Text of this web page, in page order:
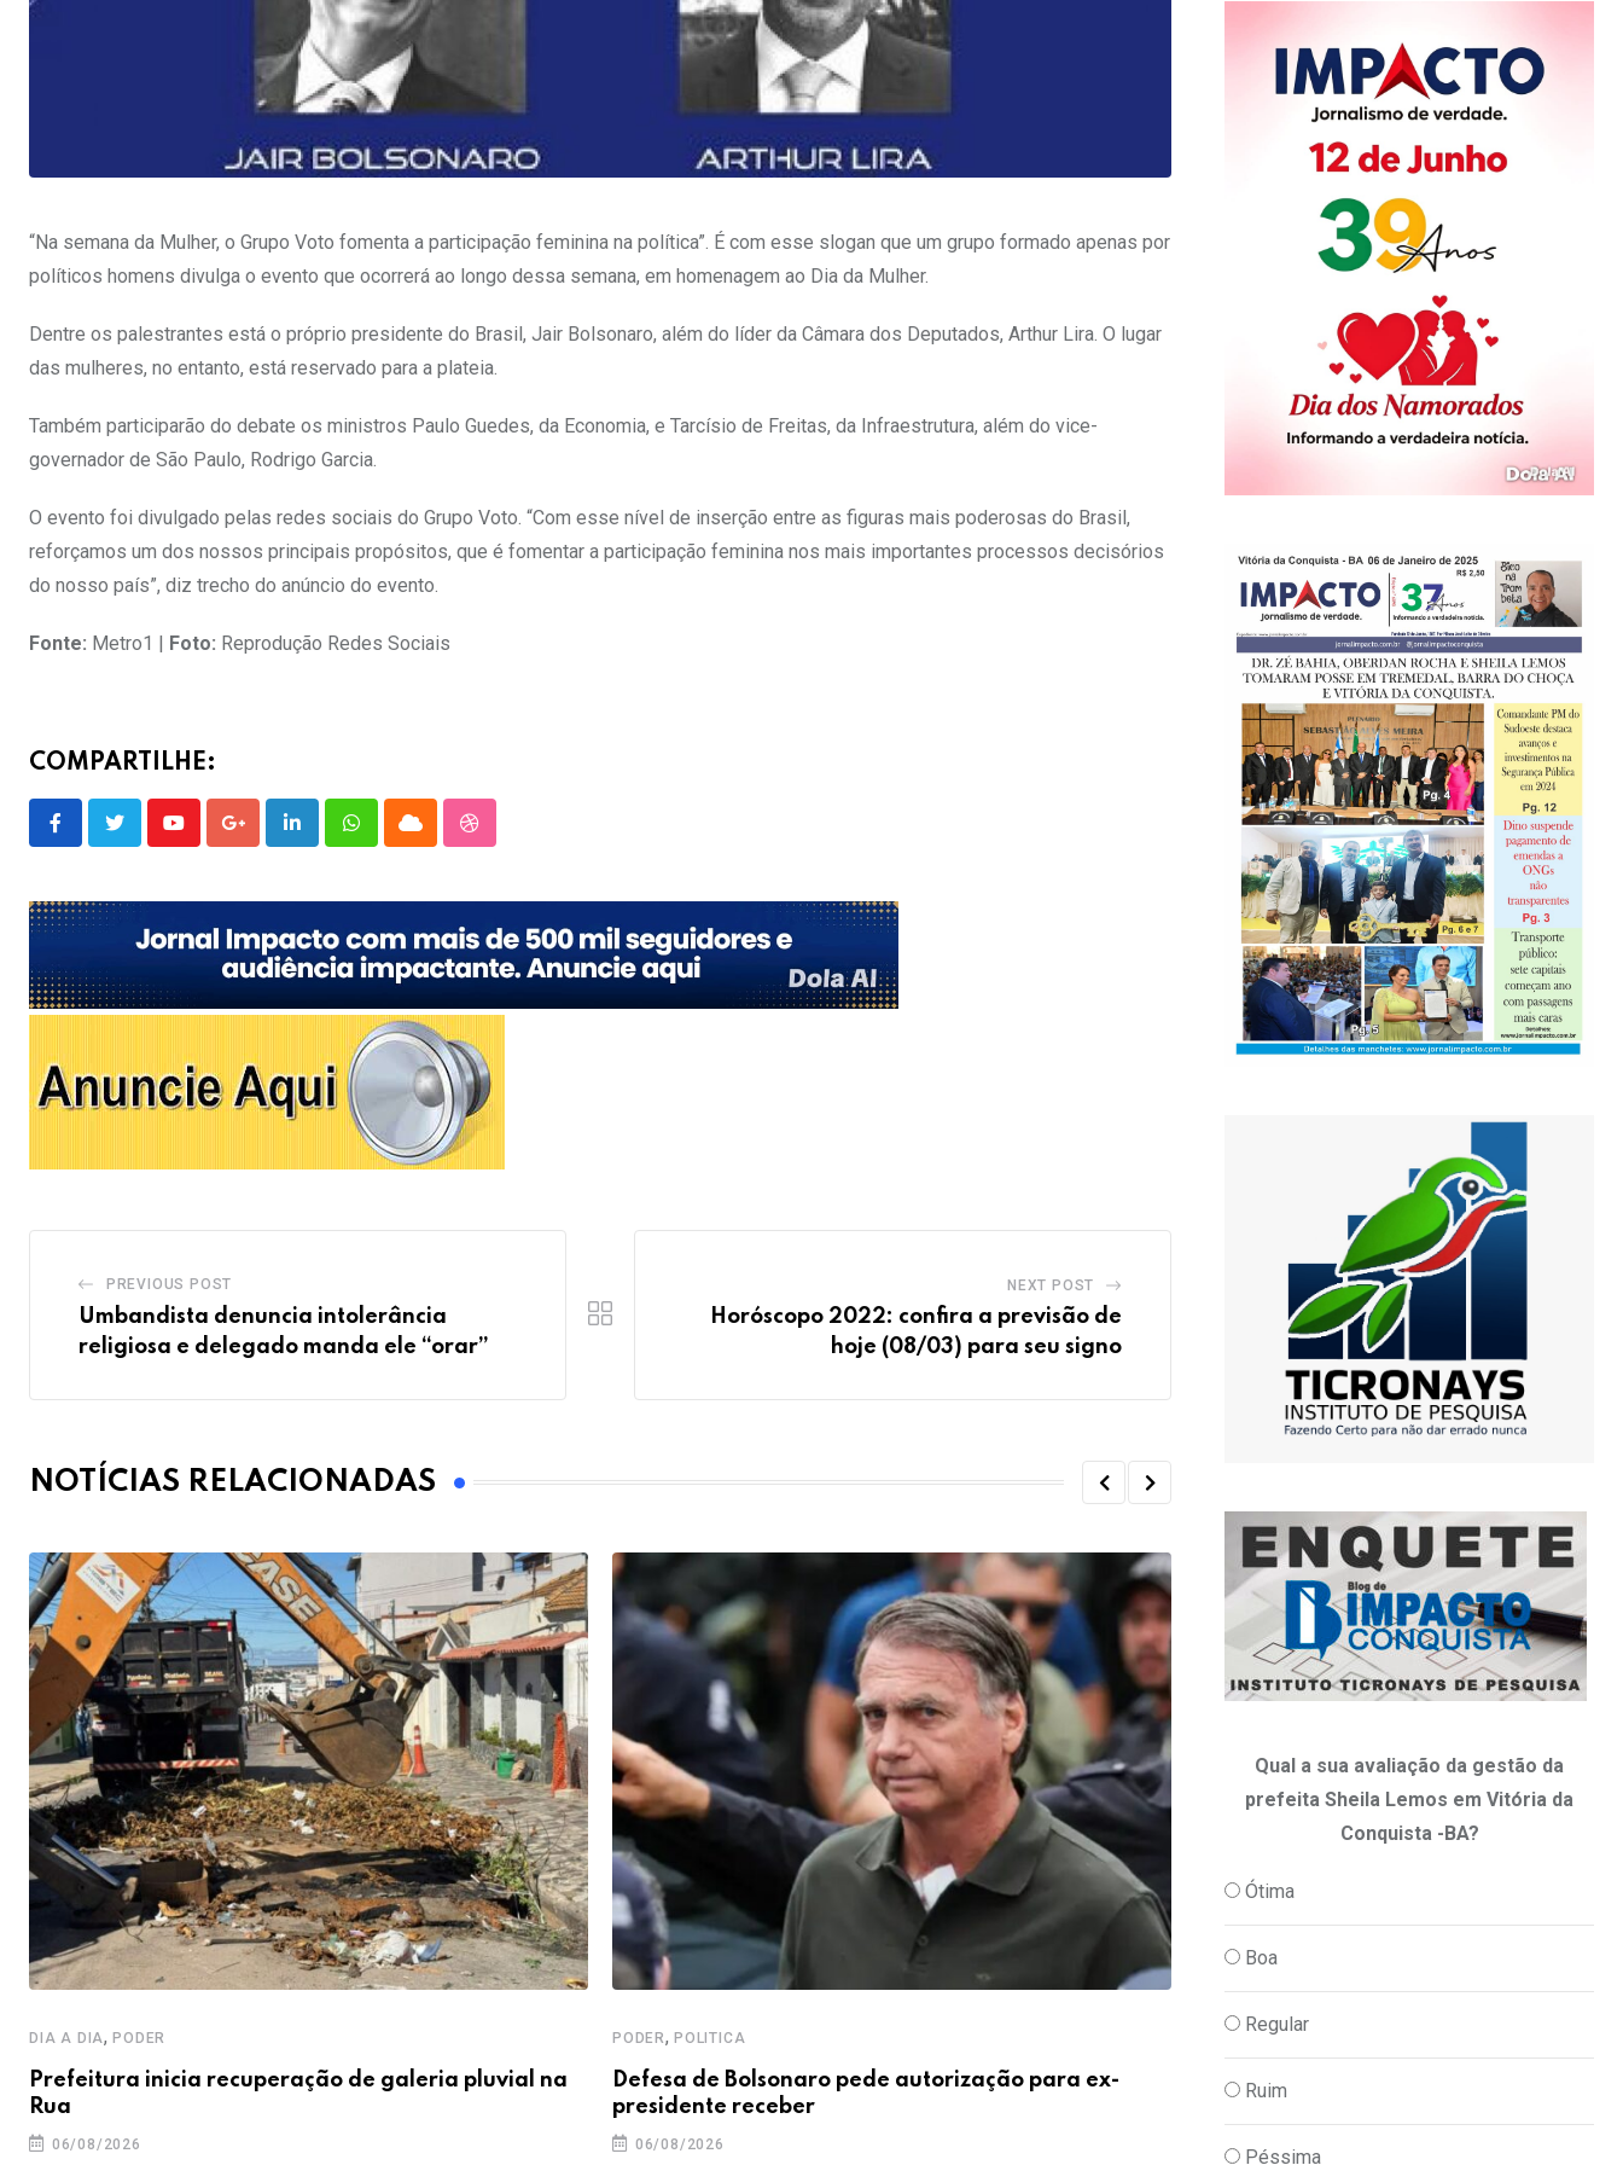
“Na semana da Mulher, o Grupo Voto fomenta a participação feminina na política”. É com esse slogan que um grupo formado apenas por
políticos homens divulga o evento que ocorrerá ao longo dessa semana, em homenagem ao Dia da Mulher.
Dentre os palestrantes está o próprio presidente do Brasil, Jair Bolsonaro, além do líder da Câmara dos Deputados, Arthur Lira. O lugar
das mulheres, no entanto, está reservado para a plateia.
Também participarão do debate os ministros Paulo Guedes, da Economia, e Tarcísio de Freitas, da Infraestrutura, além do vice-
governador de São Paulo, Rodrigo Garcia.
O evento foi divulgado pelas redes sociais do Grupo Voto. “Com esse nível de inserção entre as figuras mais poderosas do Brasil,
reforçamos um dos nossos principais propósitos, que é fomentar a participação feminina nos mais importantes processos decisórios
do nosso país”, diz trecho do anúncio do evento.
Fonte: Metro1 | Foto: Reprodução Redes Sociais
COMPARTILHE:
YoutubeGoogle+LinkedInWhatsappCloud StumbleUpon
PREVIOUS POST
Umbandista denuncia intolerância
religiosa e delegado manda ele “orar”
NEXT POST
Horóscopo 2022: confira a previsão de
hoje (08/03) para seu signo
NOTÍCIAS RELACIONADAS
DIA A DIA,PODER
Prefeitura inicia recuperação de galeria pluvial na
Rua
06/08/2026
PODER, POLITICA
Defesa de Bolsonaro pede autorização para ex-
presidente receber
06/08/2026
ECONOMIA,
Em nova redução, Copom baixa taxa
Qual a sua avaliação da gestão da
prefeita Sheila Lemos em Vitória da
Conquista -BA?
Ótima
Boa
Regular
Ruim
Péssima